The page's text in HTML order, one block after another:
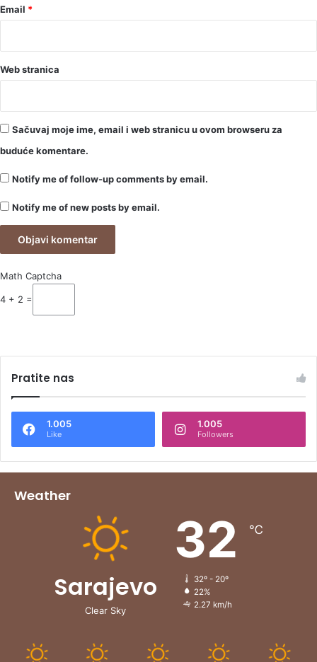
Email *
Web stranica
Sačuvaj moje ime, email i web stranicu u ovom browseru za
buduće komentare.
Notify me of follow-up comments by email.
Notify me of new posts by email.
Math Captcha
4 + 2 =
Pratite nas
1.005
Like
1.005
Followers
Weather
Sarajevo
Clear Sky
32 ℃
32º - 20º
22%
2.27 km/h